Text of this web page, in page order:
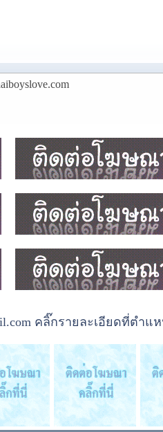
คลิ๊กรายละเอียดที่ตำแ